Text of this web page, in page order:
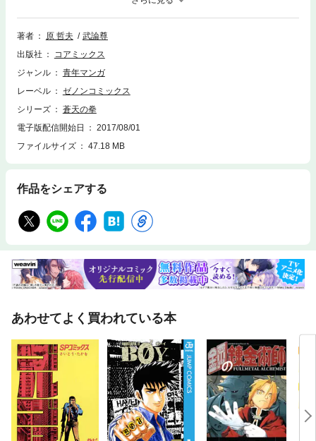
し、禁衛隊に加えるため日本に向かっていた。その船には閻王を知る男、
元青幇の李永健も毒見役として乗船していた。日本に着いた李は冴えない
教師、霞拳志郎に出会う。そう拳志郎こそがかつて閻王と呼ばれた男であ
李のもたらした報せは衝撃的なものだった。上海で紅華会が力を盛り返
し、青幇の幹部が皆殺しにされたというのだ。その中には拳志郎の親友、
恋人のため再び地獄と化した魔都上海に戻ることを決意する。そこに運命
と言える出会いや宿命の戦いが待ち受けていることを拳志郎は知る由もな
著者 原 哲夫
武論尊
出版社
コアミックス
ジャンル
青年マンガ
レーベル
ゼノンコミックス
シリーズ
蒼天の拳
電子版配信開始日
2017/08/01
ファイルサイズ
47.18 MB
作品をシェアする
あわせてよく買われている本